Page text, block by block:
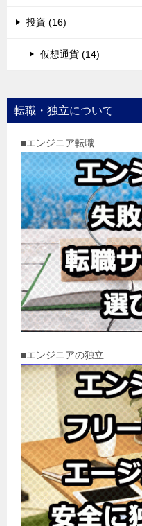
投資 (16)
仮想通貨 (14)
転職・独立について
■エンジニア転職
■エンジニアの独立